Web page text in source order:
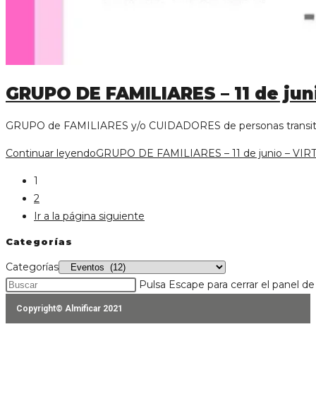
GRUPO DE FAMILIARES – 11 de
GRUPO de FAMILIARES y/o CUIDADORES de personas
Continuar leyendoGRUPO DE FAMILIARES – 11 de junio –
1
2
Ir a la página siguiente
Categorías
Categorías
Pulsa Escape para cerrar el panel
Copyright© Almificar 2021